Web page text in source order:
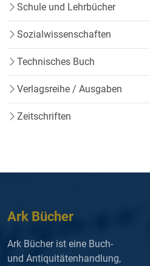
Schule und Lehrbücher
Sozialwissenschaften
Technisches Buch
Verlagsreihe / Ausgaben
Zeitschriften
Ark Bücher
Ark Bücher ist eine Buch-
und Antiquitätenhandlung,